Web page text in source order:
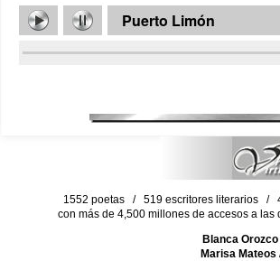
Puerto Limón
1552 poetas / 519 escritores literarios /
con más de 4,500 millones de accesos a
Blanca
Marisa Mateos